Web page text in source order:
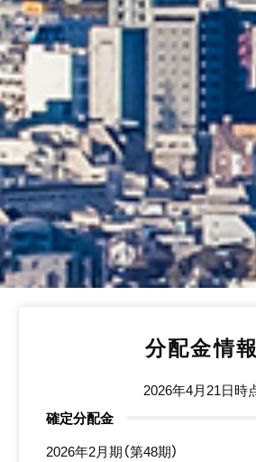
分配金情報
2026年4月21日時
確定分配金
2026年2月期（第48期）